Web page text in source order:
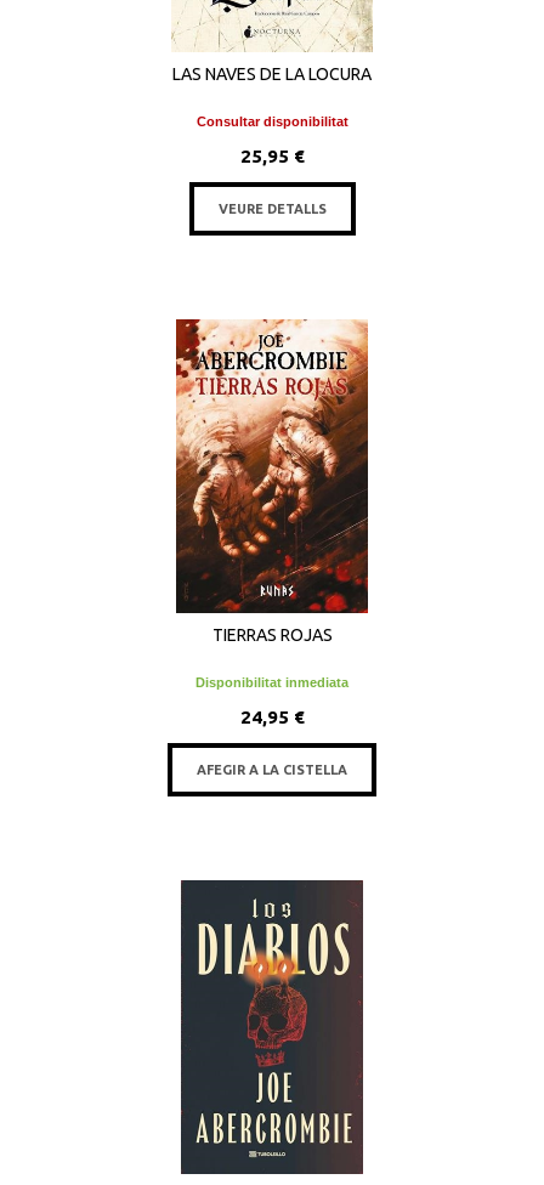
LAS NAVES DE LA LOCURA
Consultar disponibilitat
25,95 €
VEURE DETALLS
TIERRAS ROJAS
Disponibilitat inmediata
24,95 €
AFEGIR A LA CISTELLA